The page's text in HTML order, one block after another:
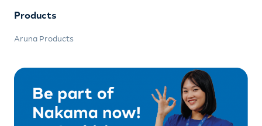
Products
Aruna Products